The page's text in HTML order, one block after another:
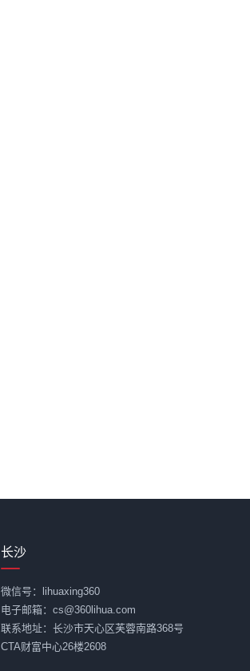
长沙
微信号：lihuaxing360
电子邮箱：cs@360lihua.com
联系地址：长沙市天心区芙蓉南路368号
CTA财富中心26楼2608